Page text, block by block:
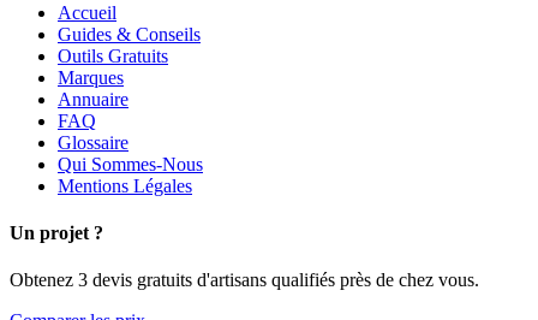
Accueil
Guides & Conseils
Outils Gratuits
Marques
Annuaire
FAQ
Glossaire
Qui Sommes-Nous
Mentions Légales
Un projet ?
Obtenez 3 devis gratuits d'artisans qualifiés près de chez vous.